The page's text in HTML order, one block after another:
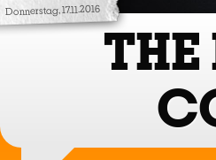
Donnerstag, 17.11.2016